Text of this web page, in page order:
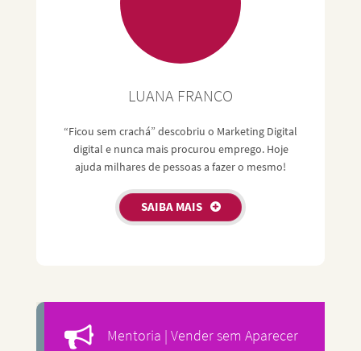
LUANA FRANCO
“Ficou sem crachá” descobriu o Marketing Digital
digital e nunca mais procurou emprego. Hoje
ajuda milhares de pessoas a fazer o mesmo!
SAIBA MAIS
Mentoria | Vender sem Aparecer